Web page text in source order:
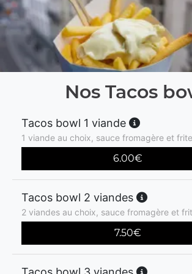
Nos Tacos
Tacos bowl 1 viande
1 viande au choix, sauce fromagère et frite
6.00€
Tacos bowl 2 viandes
2 viandes au choix, sauce fromagère et
7.50€